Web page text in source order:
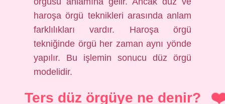
haroşa örgü teknikleri arasında anlam
farklılıkları vardır. Haroşa örgü
tekniğinde örgü her zaman aynı yönde
yapılır. Bu işlemin sonucu düz örgü
modelidir.
Ters düz örgüye ne denir?